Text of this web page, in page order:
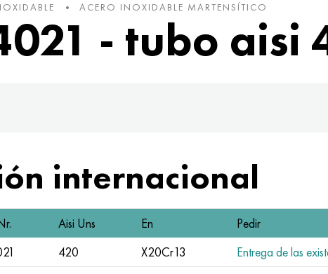
ACERO INOXIDABLE MARTENSÍTICO
- tubo aisi
internacional
Aisi Uns En
Pedir
420 X20Cr13 Entrega de las